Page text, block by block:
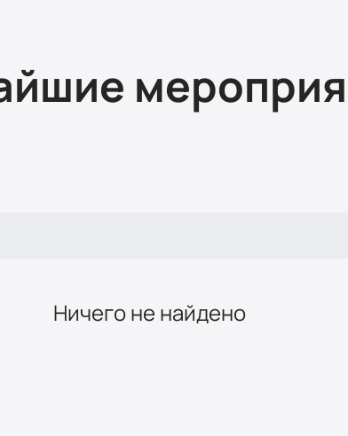
Ничего не найдено